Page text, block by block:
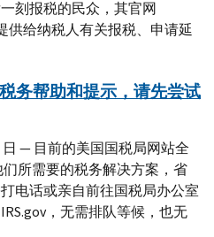
刻报税的民众，其官网
供给纳税人有关报税、申请延
务帮助和提示，请先尝试
日 — 目前的美国国税局网站全
所需要的税务解决方案，省
电话或亲自前往国税局办公室
，无需排队等候，也无